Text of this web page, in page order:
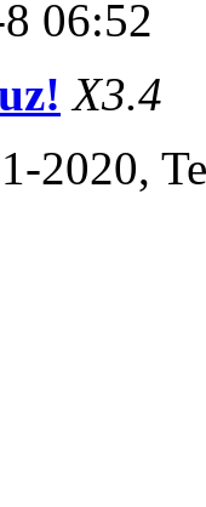
06:52
X3.4
2020,